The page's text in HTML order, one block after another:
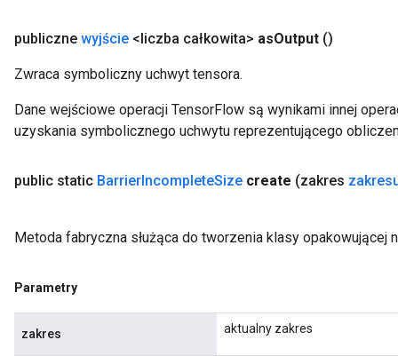
publiczne wyjście <liczba całkowita> asOutput ()
Zwraca symboliczny uchwyt tensora.
Dane wejściowe operacji TensorFlow są wynikami innej
uzyskania symbolicznego uchwytu reprezentującego
public static BarrierIncompleteSize create (zakres
Metoda fabryczna służąca do tworzenia klasy opakowującej
Parametry
zakres aktualny zakres